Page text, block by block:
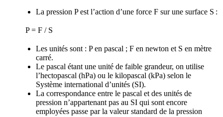
La pression P est l’action d’une force F sur une surface S :
P = F / S
Les unités sont : P en pascal ; F en newton et S en mètre
carré.
Le pascal étant une unité de faible grandeur, on utilise
l’hectopascal (hPa) ou le kilopascal (kPa) selon le
Système international d’unités (SI).
La correspondance entre le pascal et des unités de
pression n’appartenant pas au SI qui sont encore
employées passe par la valeur standard de la pression